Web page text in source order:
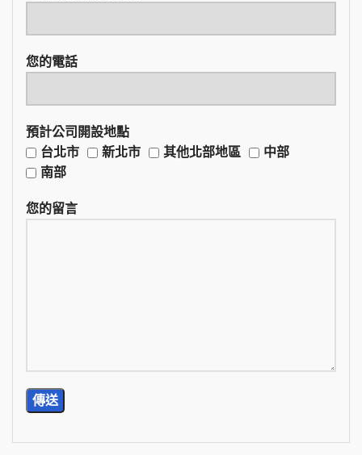
您的電話
預計公司開設地點
台北市
新北市 其他北部地區
中部
南部
您的留言